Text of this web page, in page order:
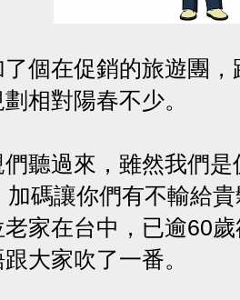
個在促銷的旅遊團
相對陽春不少。
們聽過來，雖然我們
加碼讓你們有不輸給
家在台中，已逾60
大家吹了一番。